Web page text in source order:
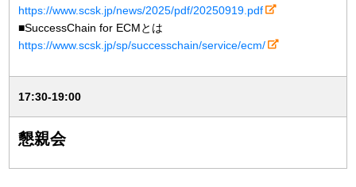
https://www.scsk.jp/news/2025/pdf/20250919.pdf
■SuccessChain for ECMとは
https://www.scsk.jp/sp/successchain/service/ecm/
17:30-19:00
懇親会